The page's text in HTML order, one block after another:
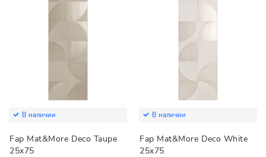
В наличии
Fap Mat&More Deco Taupe
25x75
В наличии
Fap Mat&More Deco White
25x75